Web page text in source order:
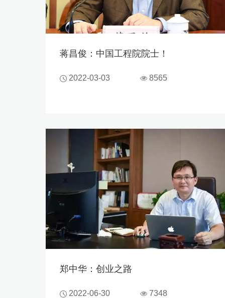
蒋昌俊：中国工程院院士！
2022-03-03 8565
郑中华：创业之路
2022-06-30 7348